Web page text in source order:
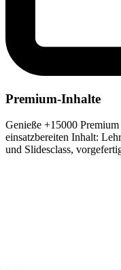
Premium-Inhalte
Genieße +15000
einsatzbereiten Inhalt:
und Slidesclass,